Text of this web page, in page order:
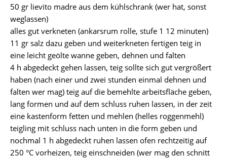
50 gr lievito madre aus dem kühlschrank (wer hat, sonst
weglassen)
alles gut verkneten (ankarsrum rolle, stufe 1 12 minuten)
11 gr salz dazu geben und weiterkneten fertigen teig in
eine leicht geölte wanne geben, dehnen und falten
4 h abgedeckt gehen lassen, teig sollte sich gut vergrößert
haben (nach einer und zwei stunden einmal dehnen und
falten wer mag) teig auf die bemehlte arbeitsfläche geben,
lang formen und auf dem schluss ruhen lassen, in der zeit
eine kastenform fetten und mehlen (helles roggenmehl)
teigling mit schluss nach unten in die form geben und
nochmal 1 h abgedeckt ruhen lassen ofen rechtzeitig auf
250 °C vorheizen, teig einschneiden (wer mag den schnitt